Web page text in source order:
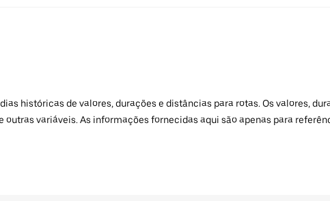
históricas de valores, durações e distâncias para rotas. Os valores,
variáveis. As informações fornecidas aqui são apenas para